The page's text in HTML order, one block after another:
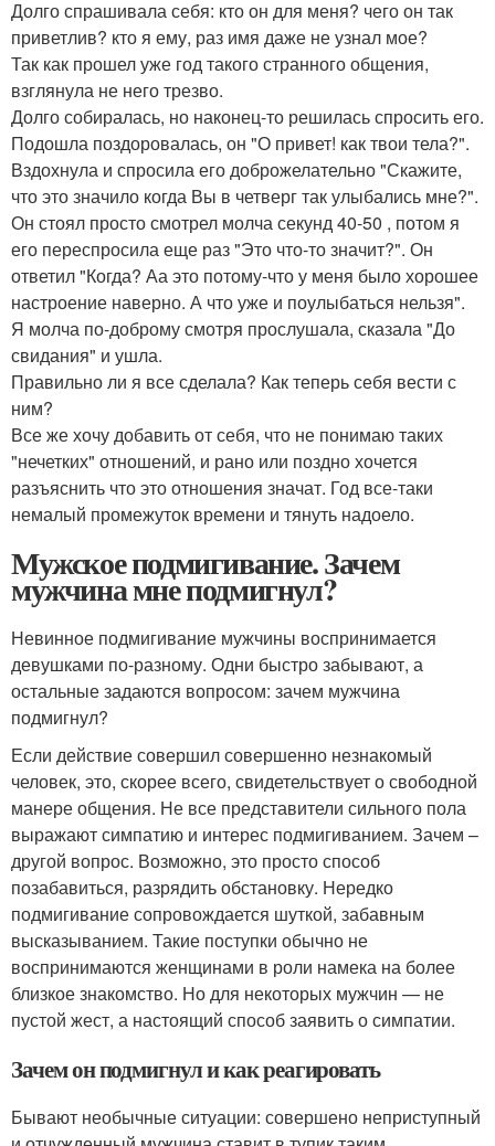
Долго спрашивала себя: кто он для меня? чего он так
приветлив? кто я ему, раз имя даже не узнал мое?
Так как прошел уже год такого странного общения,
взглянула не него трезво.
Долго собиралась, но наконец-то решилась спросить его.
Подошла поздоровалась, он "О привет! как твои тела?".
Вздохнула и спросила его доброжелательно "Скажите,
что это значило когда Вы в четверг так улыбались мне?".
Он стоял просто смотрел молча секунд 40-50 , потом я
его переспросила еще раз "Это что-то значит?". Он
ответил "Когда? Аа это потому-что у меня было хорошее
настроение наверно. А что уже и поулыбаться нельзя".
Я молча по-доброму смотря прослушала, сказала "До
свидания" и ушла.
Правильно ли я все сделала? Как теперь себя вести с
ним?
Все же хочу добавить от себя, что не понимаю таких
"нечетких" отношений, и рано или поздно хочется
разъяснить что это отношения значат. Год все-таки
немалый промежуток времени и тянуть надоело.
Мужское подмигивание. Зачем
мужчина мне подмигнул?
Невинное подмигивание мужчины воспринимается
девушками по-разному. Одни быстро забывают, а
остальные задаются вопросом: зачем мужчина
подмигнул?
Если действие совершил совершенно незнакомый
человек, это, скорее всего, свидетельствует о свободной
манере общения. Не все представители сильного пола
выражают симпатию и интерес подмигиванием. Зачем –
другой вопрос. Возможно, это просто способ
позабавиться, разрядить обстановку. Нередко
подмигивание сопровождается шуткой, забавным
высказыванием. Такие поступки обычно не
воспринимаются женщинами в роли намека на более
близкое знакомство. Но для некоторых мужчин — не
пустой жест, а настоящий способ заявить о симпатии.
Зачем он подмигнул и как реагировать
Бывают необычные ситуации: совершено неприступный